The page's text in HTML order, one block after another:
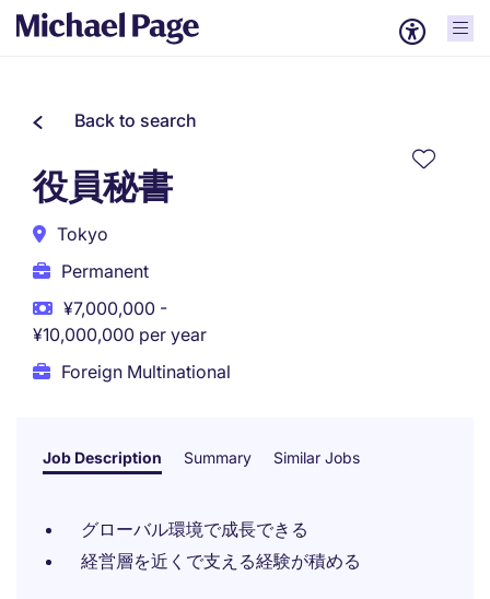
Back to search
役員秘書
Tokyo
Permanent
¥7,000,000 -
¥10,000,000 per year
Foreign Multinational
Job Description Summary Similar Jobs
グローバル環境で成長できる
経営層を近くで支える経験が積める